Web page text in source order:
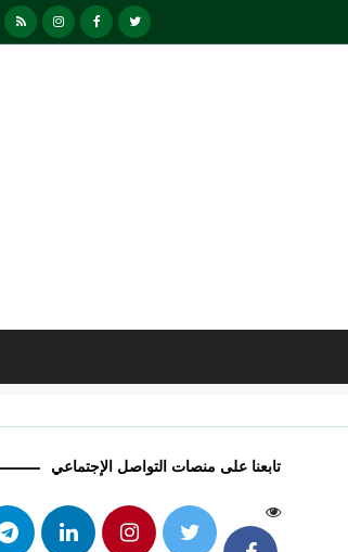
تابعنا على منصات التواصل الإجتماعي